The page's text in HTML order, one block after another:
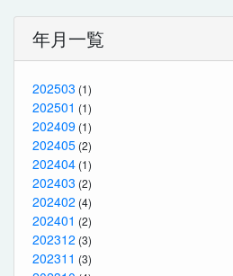
年月一覧
202503 (1)
202501 (1)
202409 (1)
202405 (2)
202404 (1)
202403 (2)
202402 (4)
202401 (2)
202312 (3)
202311 (3)